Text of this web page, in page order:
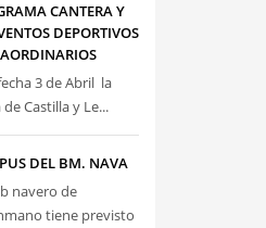
CANTERA Y
DEPORTIVOS
3 de Abril la
de Castilla y Le...
DEL BM. NAVA
navero de
tiene previsto